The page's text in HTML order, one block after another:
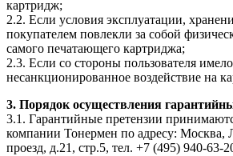
картридж;
2.2. Если условия эксплуатации,
покупателем повлекли за собой
самого печатающего картриджа;
2.3. Если со стороны пользователя
несанкционированное воздействие на
3. Порядок осуществления
3.1. Гарантийные претензии
компании Тонермен по адресу: Москва,
проезд, д.21, стр.5, тел. +7 (495) 940-63-